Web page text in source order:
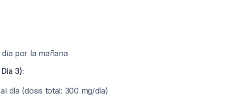
por la mañana
3):
día (dosis total: 300 mg/día)